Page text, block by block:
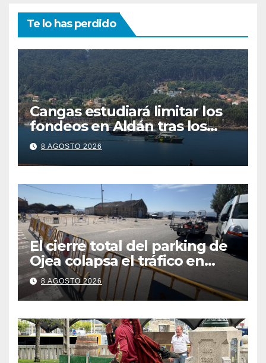
Te lo has perdido
Cangas estudiará limitar los
fondeos en Aldán tras los
últimos episodios de
contaminación en Arneles
8 AGOSTO 2026
El cierre total del parking de
Ojea colapsa el tráfico en
Cangas
8 AGOSTO 2026